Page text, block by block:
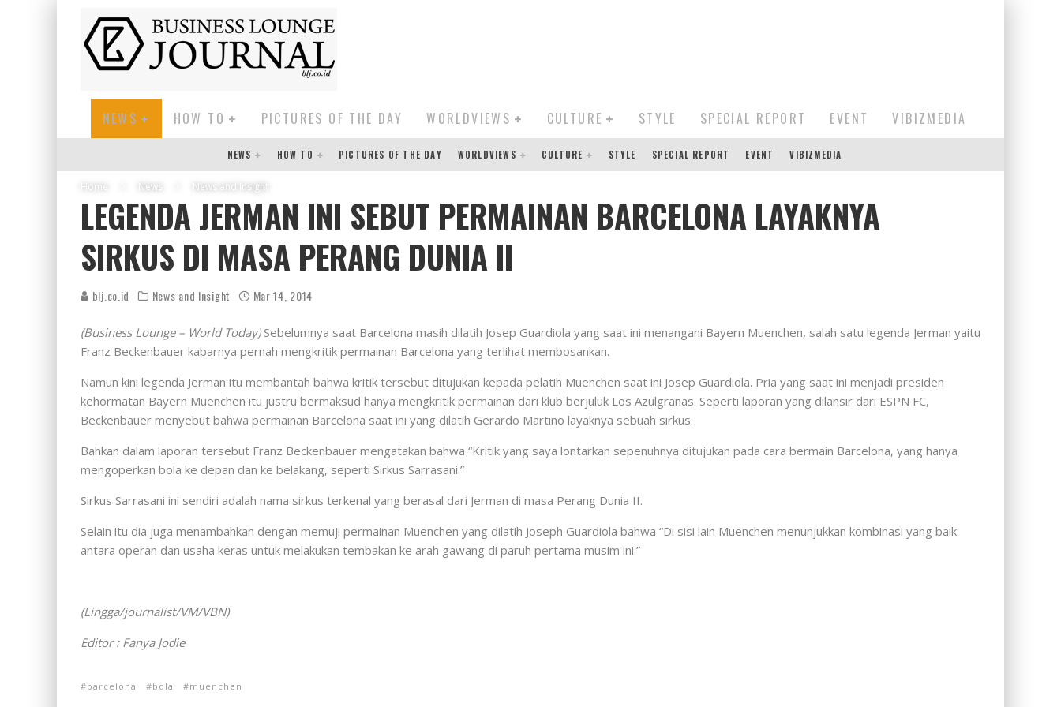
NEWS HOW TO PICTURES OF THE DAY WORLDVIEWS CULTURE STYLE SPECIAL REPORT EVENT VIBIZMEDIA
NEWS HOW TO PICTURES OF THE DAY WORLDVIEWS CULTURE STYLE SPECIAL REPORT EVENT VIBIZMEDIA
Home News News and Insight
LEGENDA JERMAN INI SEBUT PERMAINAN BARCELONA LAYAKNYA
SIRKUS DI MASA PERANG DUNIA II
blj.co.id News and Insight Mar 14, 2014
(Business Lounge – World Today)Sebelumnya saat Barcelona masih dilatih Josep Guardiola yang saat ini menangani Bayern Muenchen, salah satu legenda Jerman yaitu
Franz Beckenbauer kabarnya pernah mengkritik permainan Barcelona yang terlihat membosankan.
Namun kini legenda Jerman itu membantah bahwa kritik tersebut ditujukan kepada pelatih Muenchen saat ini Josep Guardiola. Pria yang saat ini menjadi presiden
kehormatan Bayern Muenchen itu justru bermaksud hanya mengkritik permainan dari klub berjuluk Los Azulgranas. Seperti laporan yang dilansir dari ESPN FC,
Beckenbauer menyebut bahwa permainan Barcelona saat ini yang dilatih Gerardo Martino layaknya sebuah sirkus.
Bahkan dalam laporan tersebut Franz Beckenbauer mengatakan bahwa “Kritik yang saya lontarkan sepenuhnya ditujukan pada cara bermain Barcelona, yang hanya
mengoperkan bola ke depan dan ke belakang, seperti Sirkus Sarrasani.”
Sirkus Sarrasani ini sendiri adalah nama sirkus terkenal yang berasal dari Jerman di masa Perang Dunia II.
Selain itu dia juga menambahkan dengan memuji permainan Muenchen yang dilatih Joseph Guardiola bahwa “Di sisi lain Muenchen menunjukkan kombinasi yang baik
antara operan dan usaha keras untuk melakukan tembakan ke arah gawang di paruh pertama musim ini.”
(Lingga/journalist/VM/VBN)
Editor : Fanya Jodie
barcelona bola muenchen